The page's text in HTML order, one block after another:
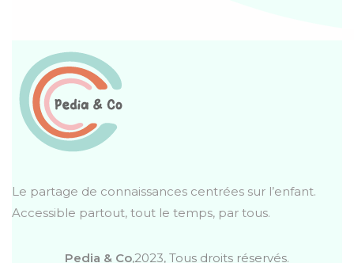
Le partage de connaissances centrées sur l’enfant.
Accessible partout, tout le temps, par tous.
Pedia & Co,2023, Tous droits réservés.